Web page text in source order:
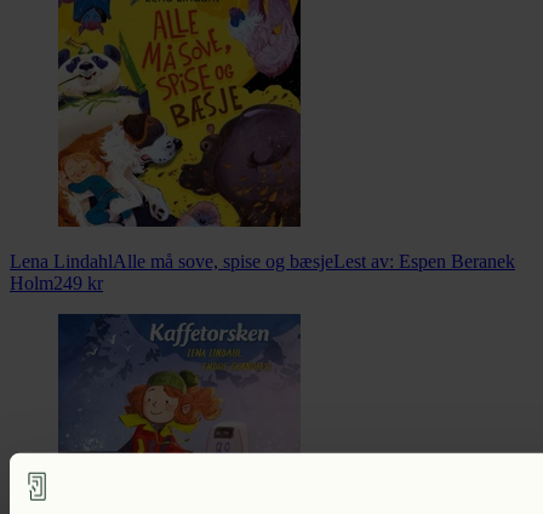
Lena LindahlAlle må sove, spise og bæsjeLest av: Espen Beranek
Holm249 kr